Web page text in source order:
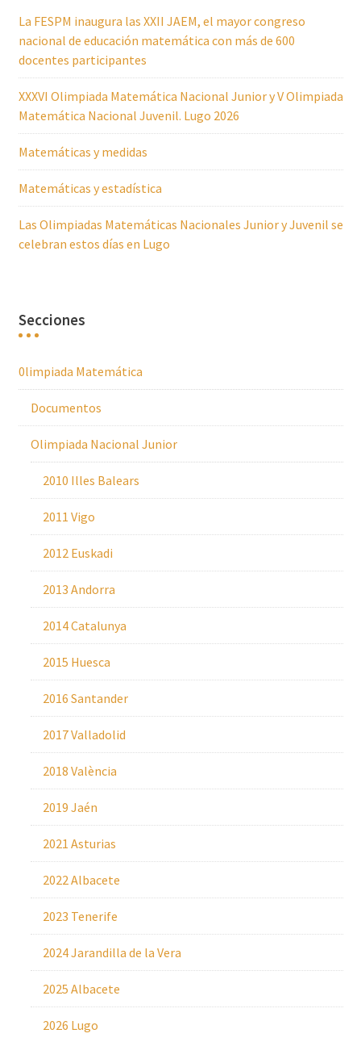
La FESPM inaugura las XXII JAEM, el mayor congreso
nacional de educación matemática con más de 600
docentes participantes
XXXVI Olimpiada Matemática Nacional Junior y V Olimpiada
Matemática Nacional Juvenil. Lugo 2026
Matemáticas y medidas
Matemáticas y estadística
Las Olimpiadas Matemáticas Nacionales Junior y Juvenil se
celebran estos días en Lugo
Secciones
0limpiada Matemática
Documentos
Olimpiada Nacional Junior
2010 Illes Balears
2011 Vigo
2012 Euskadi
2013 Andorra
2014 Catalunya
2015 Huesca
2016 Santander
2017 Valladolid
2018 València
2019 Jaén
2021 Asturias
2022 Albacete
2023 Tenerife
2024 Jarandilla de la Vera
2025 Albacete
2026 Lugo